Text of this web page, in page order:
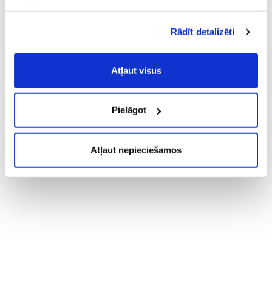
Vispārīgiem vietnes lietošanas
noteikumiem(saīsināti - VVLN).
Rādīt detalizēti
Atļaut visus
Pielāgot
Atļaut nepieciešamos